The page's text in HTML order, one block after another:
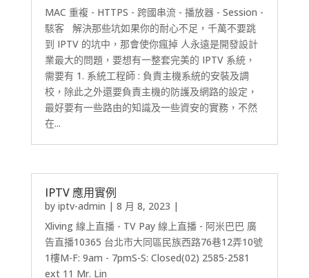
MAC 重複 - HTTPS - 跨國串流 - 播放器 - Session -
駭客 解決那些坑如果你的耐心不足，千萬不要跳
到 IPTV 的坑中，那會使你瘋掉 人永遠是開發設計
業最大的問題，要想有一整套完美的 IPTV 系統，
需要有 1. 系統工程師 : 負責主機系統的安裝及調
校，除此之外還要負責主機的防護及網路的設定，
最好要有一些路由的知識及一些資安的實務，不然
在...
IPTV 應用實例
by iptv-admin | 8 月 8, 2023 |
Xliving 線上直播 - TV Pay 線上直播 - 阿米巴巴 廣
告直播10365 台北市大同區民族西路76巷12弄10號
1樓M-F: 9am - 7pmS-S: Closed(02) 2585-2581
ext 11 Mr. Lin